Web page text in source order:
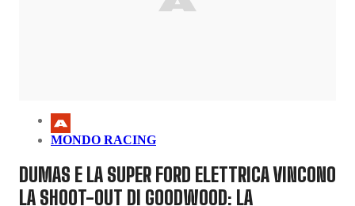
MONDO RACING
DUMAS E LA SUPER FORD ELETTRICA VINCONO
LA SHOOT-OUT DI GOODWOOD: LA